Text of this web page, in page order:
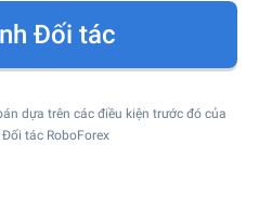
Đối tác
dựa trên các điều kiện trước đó của
tác RoboForex